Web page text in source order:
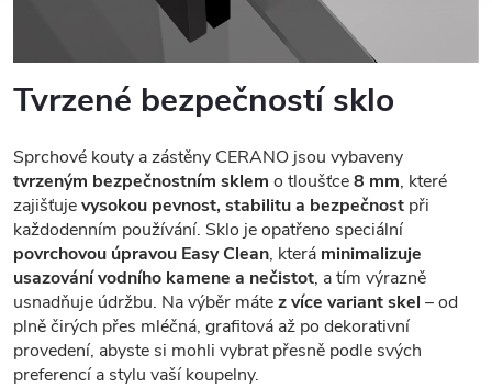
Tvrzené bezpečností sklo
Sprchové kouty a zástěny CERANO jsou vybaveny
tvrzeným bezpečnostním sklem o tloušťce8 mm, které
zajišťujevysokou pevnost, stabilitu a bezpečnost při
každodenním používání. Sklo je opatřeno speciální
povrchovou úpravou Easy Clean, která minimalizuje
usazování vodního kamene a nečistot, a tím výrazně
usnadňuje údržbu. Na výběr mátez více variant skel – od
plně čirých přes mléčná, grafitová až po dekorativní
provedení, abyste si mohli vybrat přesně podle svých
preferencí a stylu vaší koupelny.